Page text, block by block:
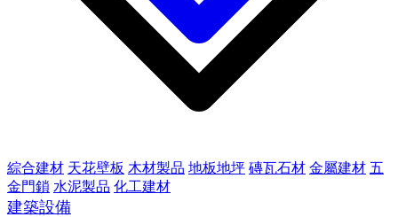
綜合建材 天花壁板 木材製品 地板地坪 磚瓦石材 金屬建材 五
金門鎖 水泥製品 化工建材
建築設備